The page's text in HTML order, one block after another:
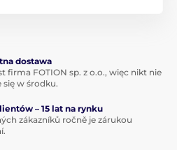
dostawa
firma FOTION sp. z o.o., więc nikt nie
się w środku.
– 15 lat na rynku
zákazníků ročně je zárukou